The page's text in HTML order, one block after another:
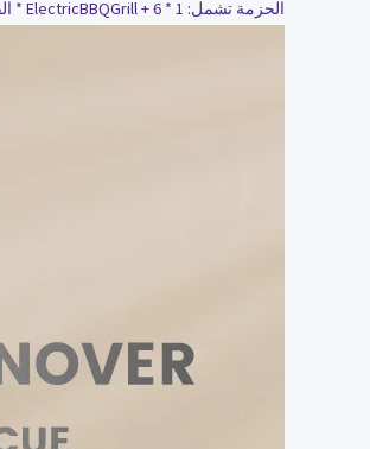
الحزمة تشمل: 1 * ElectricBBQGrill + 6 * الفولاذ المقاوم للصدأ العصي الشواء